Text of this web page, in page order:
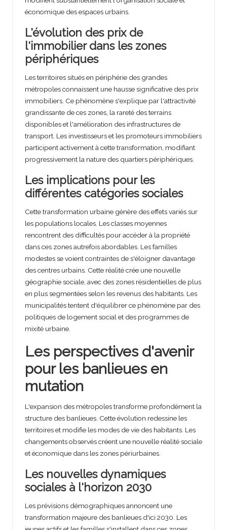
économique des espaces urbains.
L'évolution des prix de
l'immobilier dans les zones
périphériques
Les territoires situés en périphérie des grandes
métropoles connaissent une hausse significative des prix
immobiliers. Ce phénomène s'explique par l'attractivité
grandissante de ces zones, la rareté des terrains
disponibles et l'amélioration des infrastructures de
transport. Les investisseurs et les promoteurs immobiliers
participent activement à cette transformation, modifiant
progressivement la nature des quartiers périphériques.
Les implications pour les
différentes catégories sociales
Cette transformation urbaine génère des effets variés sur
les populations locales. Les classes moyennes
rencontrent des difficultés pour accéder à la propriété
dans ces zones autrefois abordables. Les familles
modestes se voient contraintes de s'éloigner davantage
des centres urbains. Cette réalité crée une nouvelle
géographie sociale, avec des zones résidentielles de plus
en plus segmentées selon les revenus des habitants. Les
municipalités tentent d'équilibrer ce phénomène par des
politiques de logement social et des programmes de
mixité urbaine.
Les perspectives d'avenir
pour les banlieues en
mutation
L'expansion des métropoles transforme profondément la
structure des banlieues. Cette évolution redessine les
territoires et modifie les modes de vie des habitants. Les
changements observés créent une nouvelle réalité sociale
et économique dans les zones périurbaines.
Les nouvelles dynamiques
sociales à l'horizon 2030
Les prévisions démographiques annoncent une
transformation majeure des banlieues d'ici 2030. Les